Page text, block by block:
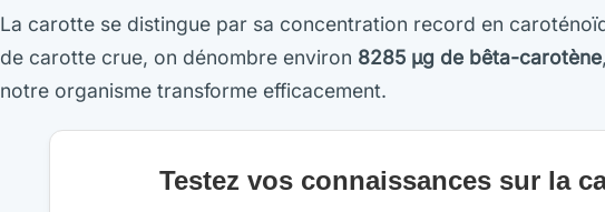
La carotte se distingue par sa concentration record en
de carotte crue, on dénombre environ 8285 µg de bêta-carotène
notre organisme transforme efficacement.
Testez vos connaissances sur la